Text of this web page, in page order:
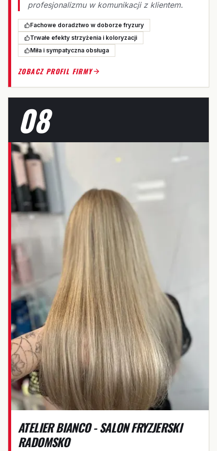
profesjonalizmu w komunikacji z klientem.
Fachowe doradztwo w doborze fryzury
Trwałe efekty strzyżenia i koloryzacji
Miła i sympatyczna obsługa
ZOBACZ PROFIL FIRMY
08
ATELIER BIANCO - SALON FRYZJERSKI
RADOMSKO